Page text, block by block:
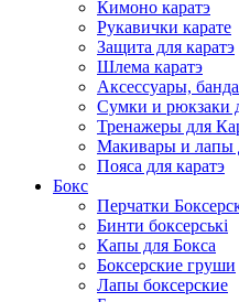
Кимоно каратэ
Рукавички карате
Защита для каратэ
Шлема каратэ
Аксессуары,
Сумки и рюкзаки
Тренажеры для
Макивары и лапы
Пояса для каратэ
Бокс
Перчатки
Бинти боксерські
Капы для Бокса
Боксерские груши
Лапы боксерские